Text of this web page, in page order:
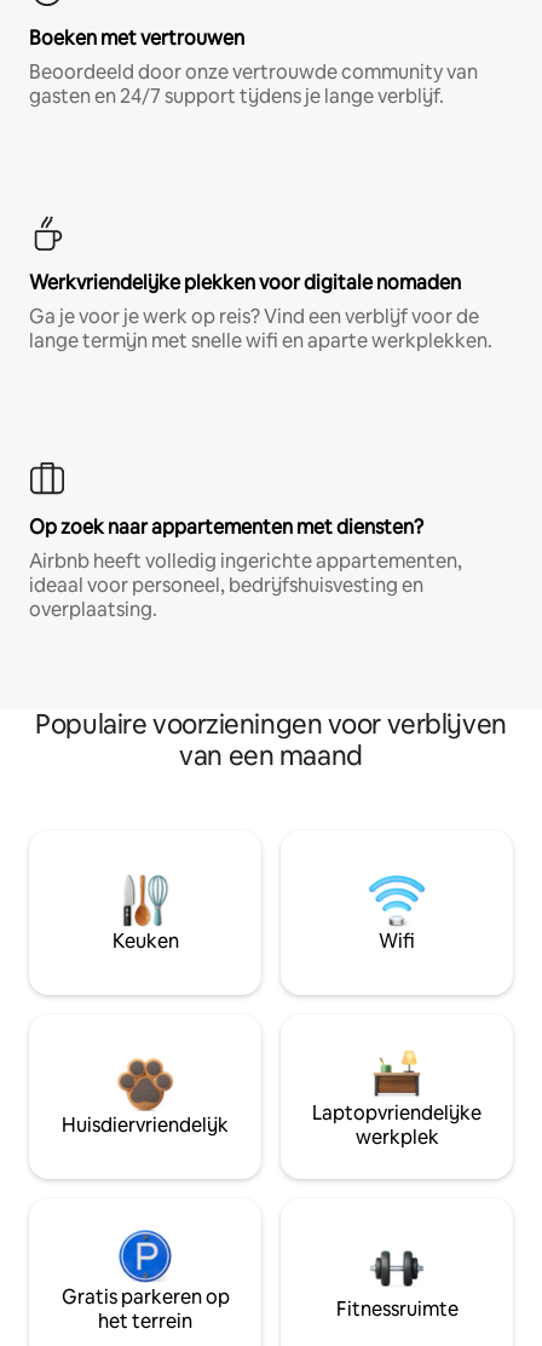
Boeken met vertrouwen
Beoordeeld door onze vertrouwde community van
gasten en 24/7 support tijdens je lange verblijf.
Werkvriendelijke plekken voor digitale nomaden
Ga je voor je werk op reis? Vind een verblijf voor de
lange termijn met snelle wifi en aparte werkplekken.
Op zoek naar appartementen met diensten?
Airbnb heeft volledig ingerichte appartementen,
ideaal voor personeel, bedrijfshuisvesting en
overplaatsing.
Populaire voorzieningen voor verblijven
van een maand
Keuken Wifi
Huisdiervriendelijk
Laptopvriendelijke
werkplek
Gratis parkeren op
het terrein
Fitnessruimte